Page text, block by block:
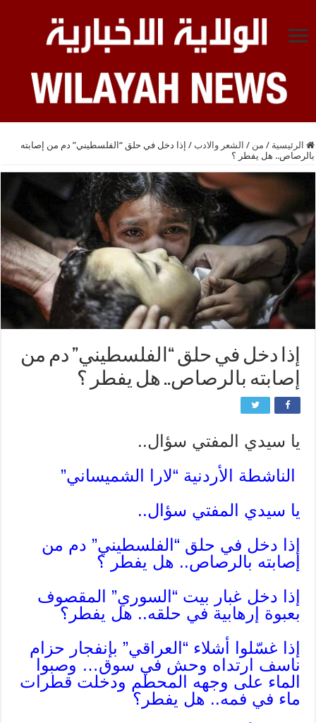
الرئيسية / من / الشعر والادب / إذا دخل في حلق “الفلسطيني” دم من إصابته
بالرصاص.. هل يفطر ؟
إذا دخل في حلق “الفلسطيني” دم من
إصابته بالرصاص.. هل يفطر ؟
يا سيدي المفتي سؤال..
الناشطة الأردنية “لارا الشميساني”
يا سيدي المفتي سؤال..
إذا دخل في حلق “الفلسطيني” دم من
إصابته بالرصاص.. هل يفطر ؟
إذا دخل غبار بيت “السوري” المقصوف
بعبوة إرهابية في حلقه.. هل يفطر؟
إذا غسّلوا أشلاء “العراقي” بإنفجار حزام
ناسف ارتداه وحش في سوق… وصبوا
الماء على وجهه المحطم ودخلت قطرات
ماء في فمه.. هل يفطر؟